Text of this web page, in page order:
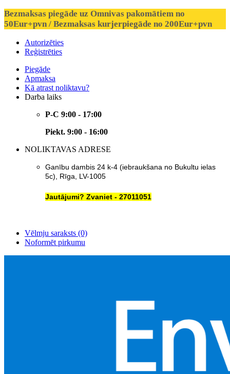
Bezmaksas piegāde uz Omnivas pakomātiem no
50Eur+pvn / Bezmaksas kurjerpiegāde no 200Eur+pvn
Autorizēties
Reģistrēties
Piegāde
Apmaksa
Kā atrast noliktavu?
Darba laiks
P-C 9:00 - 17:00
Piekt. 9:00 - 16:00
NOLIKTAVAS ADRESE
Ganību dambis 24 k-4 (iebraukšana no Bukultu ielas
5c), Rīga, LV-1005
Jautājumi? Zvaniet - 27011051
Vēlmju saraksts (0)
Noformēt pirkumu